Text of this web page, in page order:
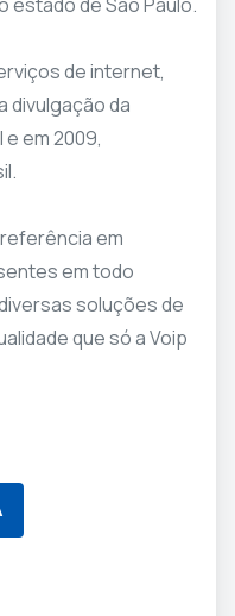
de internet,
divulgação da
em 2009,
em
em todo
soluções de
que só a Voip